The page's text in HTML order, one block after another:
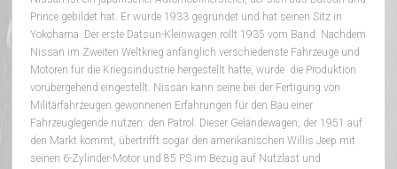
Prince gebildet hat. Er wurde 1933 gegründet und hat seinen Sitz in
Yokohama. Der erste Datsun-Kleinwagen rollt 1935 vom Band. Nachdem
Nissan im Zweiten Weltkrieg anfänglich verschiedenste Fahrzeuge und
Motoren für die Kriegsindustrie hergestellt hatte, wurde die Produktion
vorübergehend eingestellt. Nissan kann seine bei der Fertigung von
Militärfahrzeugen gewonnenen Erfahrungen für den Bau einer
Fahrzeuglegende nutzen: den Patrol. Dieser Geländewagen, der 1951 auf
den Markt kommt, übertrifft sogar den amerikanischen Willis Jeep mit
seinen 6-Zylinder-Motor und 85 PS im Bezug auf Nutzlast und